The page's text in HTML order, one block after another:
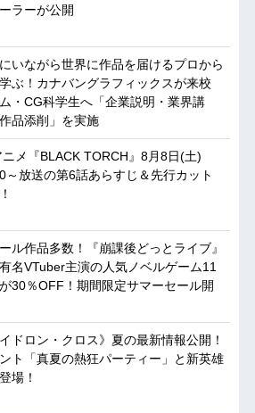
ラーが公開
いながら世界に作品を届けるプロから
ぶ！カナバングラフィックスが来校
・CG科学生へ「企業説明・業界講
品添削」を実施
メ『BLACK TORCH』8月8日(土)
～放送の第6話あらすじ＆先行カット
ル作品多数！『崩課後どっとライブ』
名VTuber主演の人気ノベルゲーム11
30％OFF！期間限定サマーセール開
イドロン・クロス》夏の最新情報公開！
ト「真夏の熱狂パーティー」と新英雄
場！